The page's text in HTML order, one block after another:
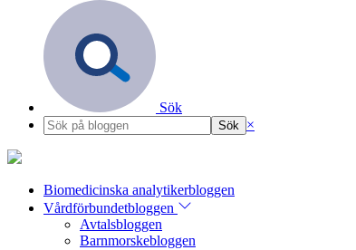
Sök
×
Biomedicinska analytikerbloggen
Vårdförbundetbloggen
Avtalsbloggen
Barnmorskebloggen